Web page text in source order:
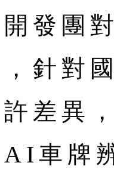
發團
針對
差異
車牌